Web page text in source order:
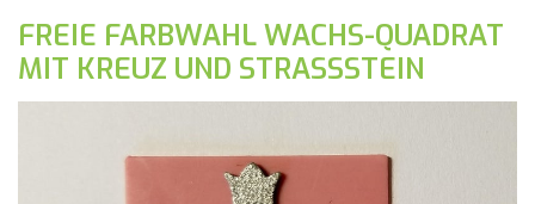
FREIE FARBWAHL WACHS-QUADRAT
MIT KREUZ UND STRASSSTEIN